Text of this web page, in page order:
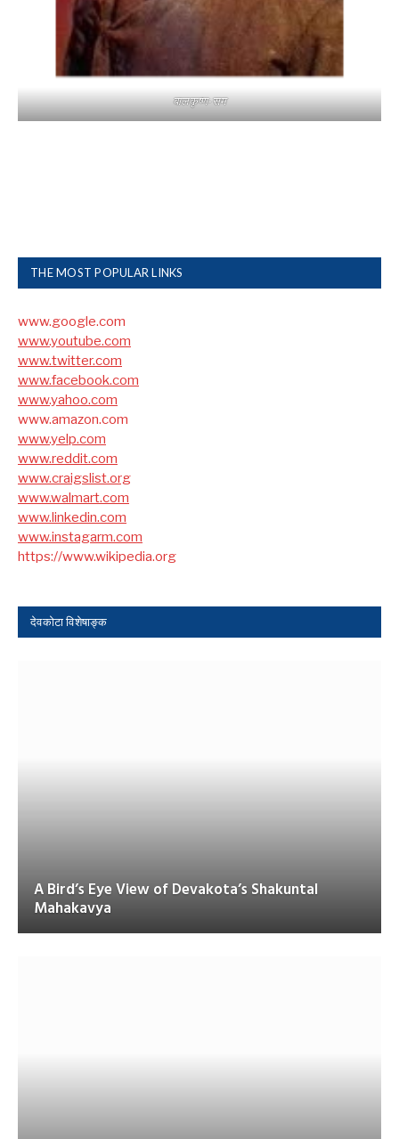
बालकृष्ण-सम
THE MOST POPULAR LINKS
www.google.com
www.youtube.com
www.twitter.com
www.facebook.com
www.yahoo.com
www.amazon.com
www.yelp.com
www.reddit.com
www.craigslist.org
www.walmart.com
www.linkedin.com
www.instagarm.com
https://www.wikipedia.org
देवकोटा विशेषाङ्क
A Bird’s Eye View of Devakota’s Shakuntal
Mahakavya